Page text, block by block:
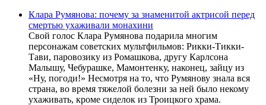
Клара Румянова: почему за знаменитой актрисой перед
смертью ухаживали монахини
Свой голос Клара Румянова подарила многим
персонажам советских мультфильмов: Рикки-Тикки-
Тави, паровозику из Ромашкова, другу Карлсона
Малышу, Чебурашке, Мамонтенку, наконец, зайцу из
«Ну, погоди!» Несмотря на то, что Румянову знала вся
страна, во время тяжелой болезни за ней было некому
ухаживать, кроме сиделок из Троицкого храма.